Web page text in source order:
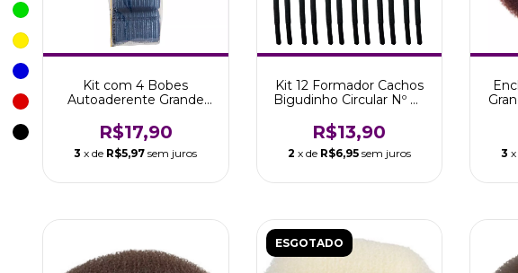
Kit com 4 Bobes
Autoaderente Grande
R$17,90
3 x de R$5,97 sem juros
Kit 12 Formador Cachos
Bigudinho Circular Nº 01
R$13,90
2 x de R$6,95 sem juros 3 x
ESGOTADO